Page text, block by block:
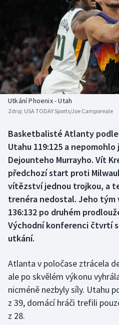
Americký fotbal
Atletika
Baseball a softbal
Basketbal
Boby a skeleton
Box
Curling
Cyklistika
Dostihy
Florbal
Futsal
Golf
NEPŘEHLÉDNĚTE
Soutěže
Historické návraty
Aplikace ČT sport
Utkání Phoenix - Utah
Zdroj: USA TODAY Sports/Joe Camporeale
Basketbalisté Atlanty
Utahu 119:125 a nepomohlo
Dejounteho Murrayho. Vít
předchozí start proti
vítězství jednou trojkou, a
trenéra nedostal. Jeho tým
136:132 po druhém
Východní konferenci čtvrtí
utkání.
Atlanta v poločase ztrácela
ale po skvělém výkonu
nicméně nezbyly síly. Utahu
z 39, domácí hráči trefili
z 28.